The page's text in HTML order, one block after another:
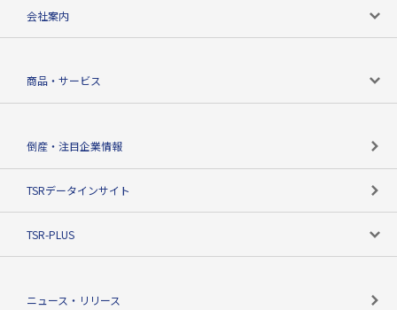
会社案内
商品・サービス
倒産・注目企業情報
TSRデータインサイト
TSR-PLUS
ニュース・リリース